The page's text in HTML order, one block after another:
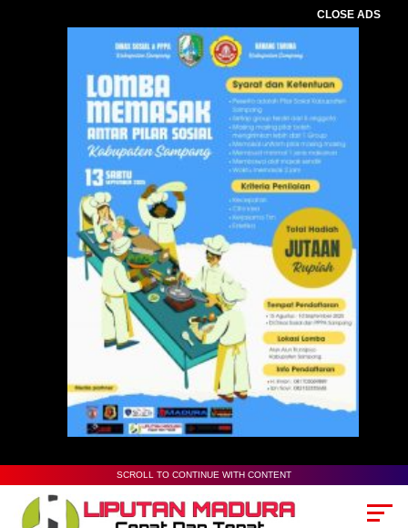
CLOSE ADS
SCROLL TO CONTINUE WITH CONTENT